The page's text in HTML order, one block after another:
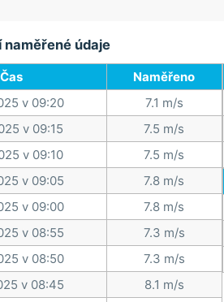
naměřené údaje
Čas
Naměřeno
v 09:20
7.1 m/s
v 09:15
7.5 m/s
v 09:10
7.5 m/s
v 09:05
7.8 m/s
v 09:00
7.8 m/s
v 08:55
7.3 m/s
v 08:50
7.3 m/s
v 08:45
8.1 m/s